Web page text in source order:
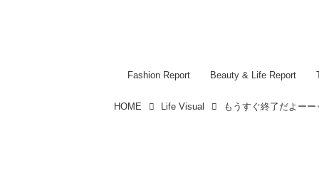
Fashion Report Beauty & Life Report
HOME Life Visual